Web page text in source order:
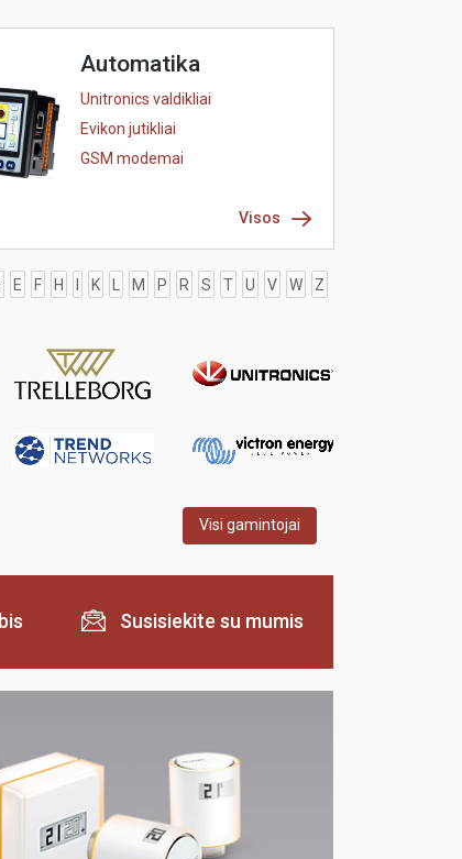
Automatika
Unitronics valdikliai
Evikon jutikliai
GSM modemai
Visos
E F H I K L M P R S T U V W Z
Visi gamintojai
Susisiekite su mumis